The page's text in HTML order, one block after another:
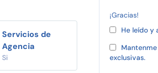
Servicios de
Agencia
Si
¡Gracias!
He leído
exclusivas.